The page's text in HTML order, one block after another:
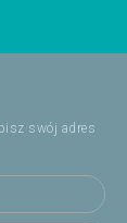
swój adres